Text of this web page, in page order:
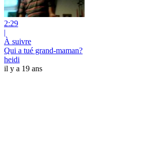
2:29
|
À suivre
Qui a tué grand-maman?
heidi
il y a 19 ans